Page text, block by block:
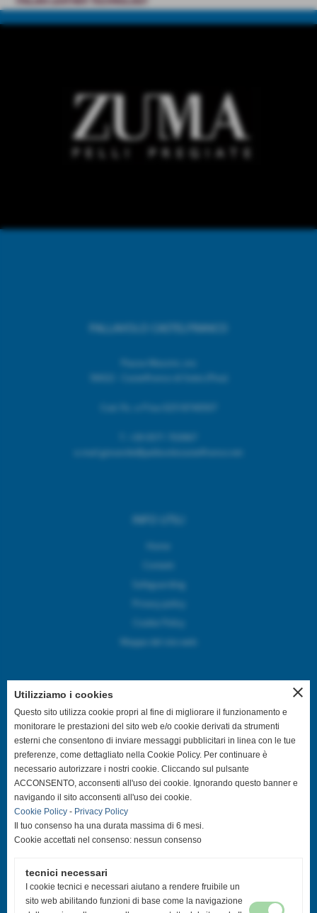
PALLAVOLO CASTELFRANCO
e.mail giovanile@pallavolocastelfranco.net
INFO UTILI
Contatti
Safeguarding
Mappa del sito web
SEGUICI SUI CANALI SOCIAL
@asdpallavolocastelfranco
@asdpallavolocastelfranco
Community Asd Pallavolo Castelfranco
@giovanile_castelfranco
close
Utilizziamo i cookies
Questo sito utilizza cookie propri al fine di migliorare il funzionamento e
monitorare le prestazioni del sito web e/o cookie derivati da strumenti
esterni che consentono di inviare messaggi pubblicitari in linea con le tue
preferenze, come dettagliato nella Cookie Policy. Per continuare è
necessario autorizzare i nostri cookie. Cliccando sul pulsante
ACCONSENTO, acconsenti all'uso dei cookie. Ignorando questo banner e
navigando il sito acconsenti all'uso dei cookie.
Cookie Policy - Privacy Policy
Il tuo consenso ha una durata massima di 6 mesi.
Cookie accettati nel consenso: nessun consenso
tecnici necessari
I cookie tecnici e necessari aiutano a rendere fruibile un
sito web abilitando funzioni di base come la navigazione